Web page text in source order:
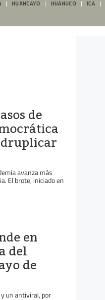
HUANCAYO HUÁNUCO ICA
de
avanza más
El brote, iniciado en
en
del
de
un antiviral, por